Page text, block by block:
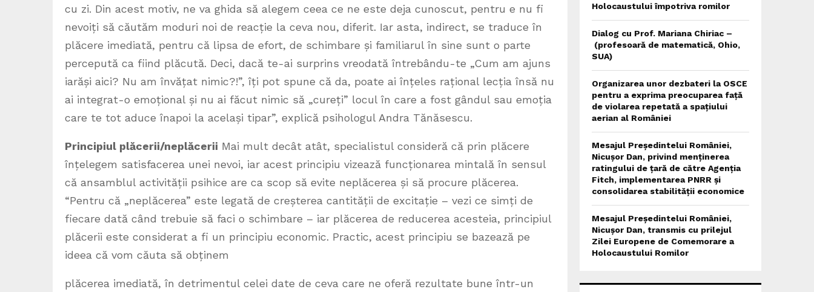
cu zi. Din acest motiv, ne va ghida să alegem ceea ce ne este deja cunoscut, pentru e nu fi
nevoiți să căutăm moduri noi de reacție la ceva nou, diferit. Iar asta, indirect, se traduce în
plăcere imediată, pentru că lipsa de efort, de schimbare și familiarul în sine sunt o parte
percepută ca fiind plăcută. Deci, dacă te-ai surprins vreodată întrebându-te „Cum am ajuns
iarăși aici? Nu am învățat nimic?!”, îți pot spune că da, poate ai înțeles rațional lecția însă nu
ai integrat-o emoțional și nu ai făcut nimic să „cureți” locul în care a fost gândul sau emoția
care te tot aduce înapoi la același tipar”, explică psihologul Andra Tănăsescu.
Principiul plăcerii/neplăcerii Mai mult decât atât, specialistul consideră că prin plăcere
înțelegem satisfacerea unei nevoi, iar acest principiu vizează funcționarea mintală în sensul
că ansamblul activității psihice are ca scop să evite neplăcerea și să procure plăcerea.
“Pentru că „neplăcerea” este legată de creșterea cantității de excitație – vezi ce simți de
fiecare dată când trebuie să faci o schimbare – iar plăcerea de reducerea acesteia, principiul
plăcerii este considerat a fi un principiu economic. Practic, acest principiu se bazează pe
ideea că vom căuta să obținem
plăcerea imediată, în detrimentul celei date de ceva care ne oferă rezultate bune într-un
Holocaustului împotriva romilor
Dialog cu Prof. Mariana Chiriac –
(profesoară de matematică, Ohio,
SUA)
Organizarea unor dezbateri la OSCE
pentru a exprima preocuparea față
de violarea repetată a spațiului
aerian al României
Mesajul Președintelui României,
Nicușor Dan, privind menținerea
ratingului de țară de către Agenția
Fitch, implementarea PNRR și
consolidarea stabilității economice
Mesajul Președintelui României,
Nicușor Dan, transmis cu prilejul
Zilei Europene de Comemorare a
Holocaustului Romilor